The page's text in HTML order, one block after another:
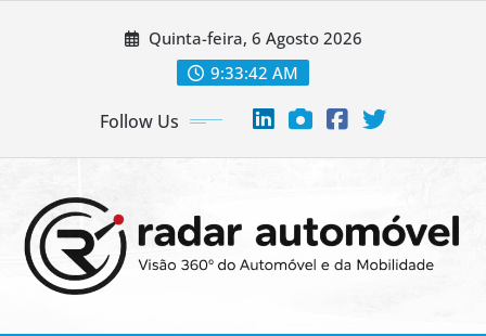
Quinta-feira, 6 Agosto 2026
9:33:44 AM
Follow Us